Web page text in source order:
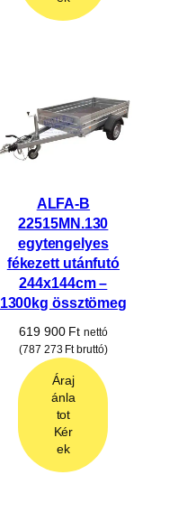
ALFA-B
22515MN.130
egytengelyes
fékezett utánfutó
244x144cm –
1300kg össztömeg
619 900 Ft nettó
(787 273 Ftbruttó)
Áraj
ánla
tot
Kér
ek